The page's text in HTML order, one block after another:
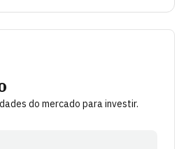
do mercado para investir.